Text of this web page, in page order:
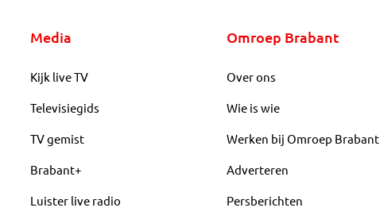
Media
Kijk live TV
Televisiegids
TV gemist
Brabant+
Luister live radio
Omroep Brabant
Over ons
Wie is wie
Werken bij Omroep Brabant
Adverteren
Persberichten